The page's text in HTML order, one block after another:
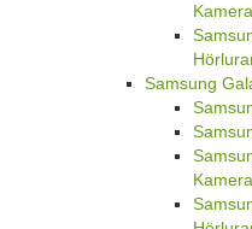
Samsung